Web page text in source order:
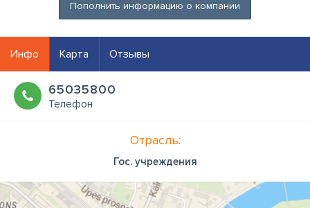
Пополнить информацию о компании
Инфо Карта Отзывы
65035800
Телефон
Отрасль:
Гос. учреждения